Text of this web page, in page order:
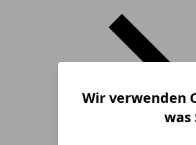
Wir verwenden
was